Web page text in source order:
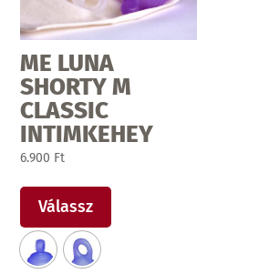
ME LUNA
SHORTY M
CLASSIC
INTIMKEHEY
6.900 Ft
Válassz
terméknek